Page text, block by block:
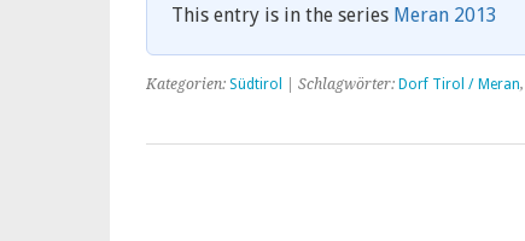
This entry is in the series Meran 2013
Kategorien: Südtirol | Schlagwörter: Dorf Tirol / Meran,